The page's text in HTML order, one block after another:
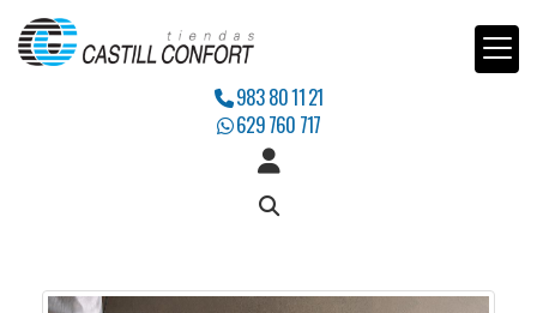
983 80 11 21
629 760 717